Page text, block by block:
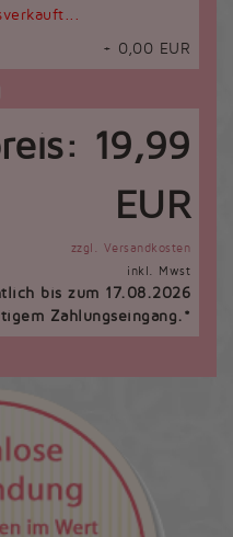
+ 0,00 EUR
19,99
EUR
zzgl. Versandkosten
inkl. Mwst
bis zum 17.08.2026
Zahlungseingang.*